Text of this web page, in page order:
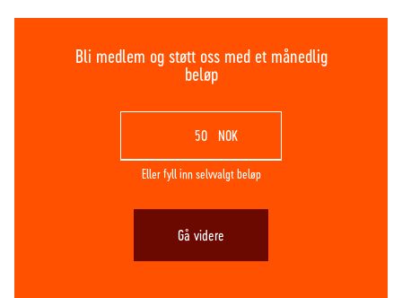
Bli medlem og støtt oss med et månedlig
beløp
NOK
Eller fyll inn selvvalgt beløp
Gå videre